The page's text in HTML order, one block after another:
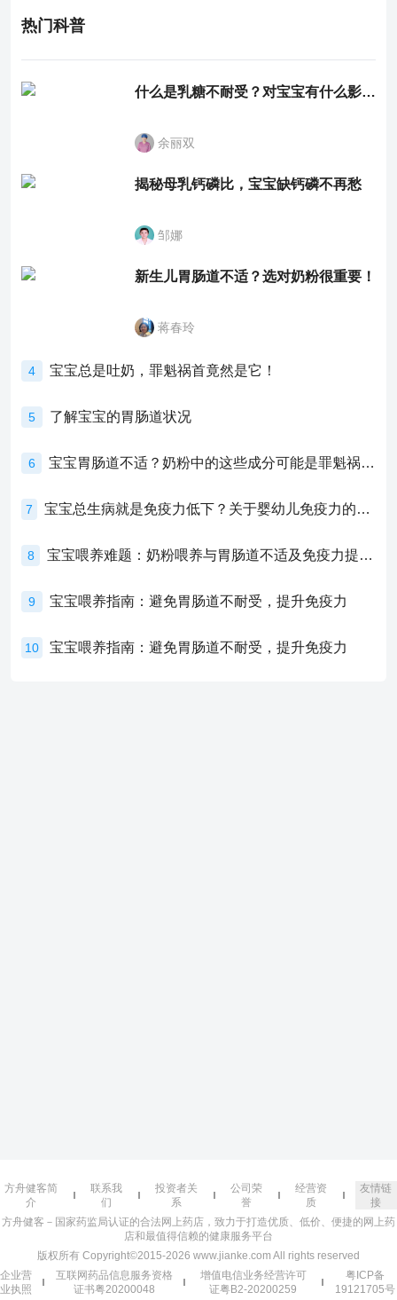
热门科普
什么是乳糖不耐受？对宝宝有什么影响？
余丽双
揭秘母乳钙磷比，宝宝缺钙磷不再愁
邹娜
新生儿胃肠道不适？选对奶粉很重要！
蒋春玲
4 宝宝总是吐奶，罪魁祸首竟然是它！
5 了解宝宝的胃肠道状况
6 宝宝胃肠道不适？奶粉中的这些成分可能是罪魁祸首！
7 宝宝总生病就是免疫力低下？关于婴幼儿免疫力的真相，家长必须了解！
8 宝宝喂养难题：奶粉喂养与胃肠道不适及免疫力提升的奥秘
9 宝宝喂养指南：避免胃肠道不耐受，提升免疫力
10 宝宝喂养指南：避免胃肠道不耐受，提升免疫力
方舟健客简
介
联系我
们
投资者关
系
公司荣
誉
经营资
质
友情链
接
方舟健客－国家药监局认证的合法网上药店，致力于打造优质、低价、便捷的网上药
店和最值得信赖的健康服务平台
版权所有 Copyright©2015-2026 www.jianke.com All rights reserved
企业营
业执照
互联网药品信息服务资格
证书粤20200048
增值电信业务经营许可
证粤B2-20200259
粤ICP备
19121705号